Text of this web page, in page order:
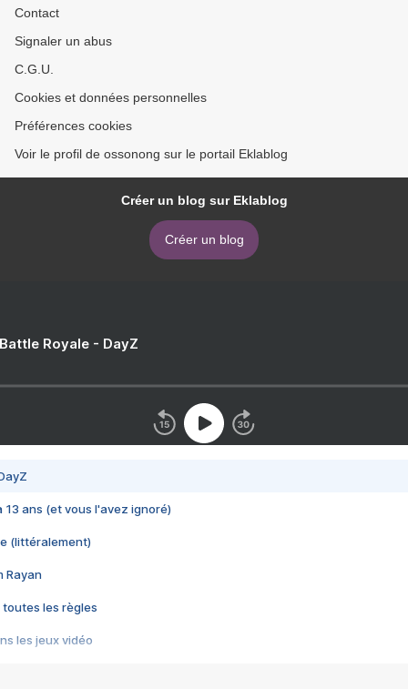
Contact
Signaler un abus
C.G.U.
Cookies et données personnelles
Préférences cookies
Voir le profil de ossonong sur le portail Eklablog
Créer un blog sur Eklablog
Créer un blog
Royale - DayZ
13 ans (et vous l'avez ignoré)
(littéralement)
Rayan
toutes les règles
les jeux vidéo